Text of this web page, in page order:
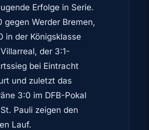
Erfolge in Serie.
gegen Werder Bremen,
in der Königsklasse
der 3:1-
bei Eintracht
und zuletzt das
3:0 im DFB-Pokal
Pauli zeigen den
Lauf.